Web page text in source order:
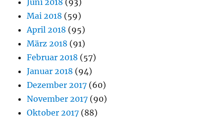
Juni 2018 (93)
Mai 2018 (59)
April 2018 (95)
März 2018 (91)
Februar 2018 (57)
Januar 2018 (94)
Dezember 2017 (60)
November 2017 (90)
Oktober 2017 (88)